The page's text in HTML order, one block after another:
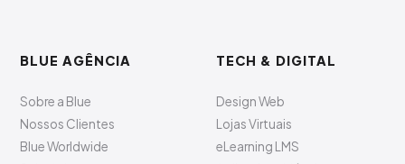
BLUE AGÊNCIA
Sobre a Blue
Nossos Clientes
Blue Worldwide
TECH & DIGITAL
Design Web
Lojas Virtuais
eLearning LMS